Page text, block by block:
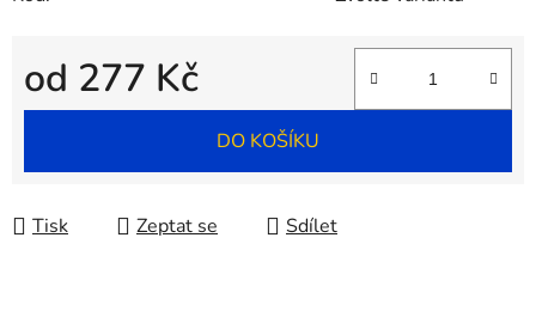
od 277 Kč
Měrná cena:
DO KOŠÍKU
Tisk Zeptat se Sdílet